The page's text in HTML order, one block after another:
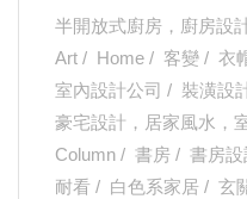
半開放式廚房，廚房設
Art
Home 客變 衣
室內設計公司
裝潢設
豪宅設計，居家風水，
Column
書房 書房設
耐看
白色系家居
玄